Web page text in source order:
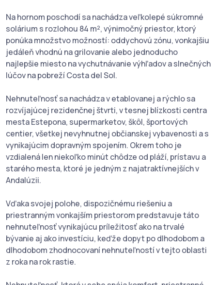
Na hornom poschodí sa nachádza veľkolepé súkromné
solárium s rozlohou 84 m², výnimočný priestor, ktorý
ponúka množstvo možností: oddychovú zónu, vonkajšiu
jedáleň vhodnú na grilovanie alebo jednoducho
najlepšie miesto na vychutnávanie výhľadov a slnečných
lúčov na pobreží Costa del Sol.
Nehnuteľnosť sa nachádza v etablovanej a rýchlo sa
rozvíjajúcej rezidenčnej štvrti, v tesnej blízkosti centra
mesta Estepona, supermarketov, škôl, športových
centier, všetkej nevyhnutnej občianskej vybavenosti a s
vynikajúcim dopravným spojením. Okrem toho je
vzdialená len niekoľko minút chôdze od pláží, prístavu a
starého mesta, ktoré je jedným z najatraktívnejších v
Andalúzii.
Vďaka svojej polohe, dispozičnému riešeniu a
priestranným vonkajším priestorom predstavuje táto
nehnuteľnosť vynikajúcu príležitosť ako na trvalé
bývanie aj ako investíciu, keďže dopyt po dlhodobom a
dlhodobom zhodnocovaní nehnuteľností v tejto oblasti
z roka na rok rastie.